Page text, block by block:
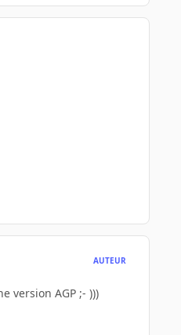
AUTEUR
version AGP ;- )))